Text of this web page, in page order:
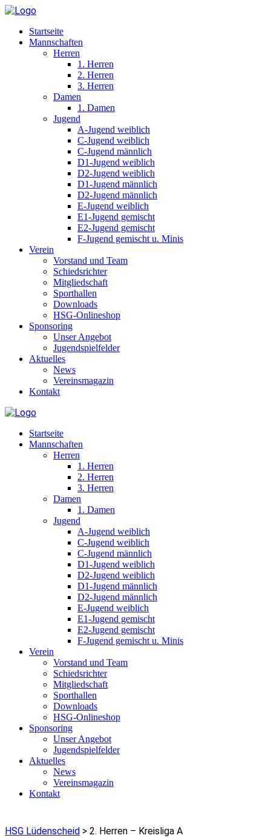
Startseite
Mannschaften
Herren
1. Herren
2. Herren
3. Herren
Damen
1. Damen
Jugend
A-Jugend weiblich
C-Jugend weiblich
C-Jugend männlich
D1-Jugend weiblich
D2-Jugend weiblich
D1-Jugend männlich
D2-Jugend männlich
E-Jugend weiblich
E1-Jugend gemischt
E2-Jugend gemischt
F-Jugend gemischt u. Minis
Verein
Vorstand und Team
Schiedsrichter
Mitgliedschaft
Sporthallen
Downloads
HSG-Onlineshop
Sponsoring
Unser Angebot
Jugendspielfelder
Aktuelles
News
Vereinsmagazin
Kontakt
Startseite
Mannschaften
Herren
1. Herren
2. Herren
3. Herren
Damen
1. Damen
Jugend
A-Jugend weiblich
C-Jugend weiblich
C-Jugend männlich
D1-Jugend weiblich
D2-Jugend weiblich
D1-Jugend männlich
D2-Jugend männlich
E-Jugend weiblich
E1-Jugend gemischt
E2-Jugend gemischt
F-Jugend gemischt u. Minis
Verein
Vorstand und Team
Schiedsrichter
Mitgliedschaft
Sporthallen
Downloads
HSG-Onlineshop
Sponsoring
Unser Angebot
Jugendspielfelder
Aktuelles
News
Vereinsmagazin
Kontakt
HSG Lüdenscheid > 2. Herren – Kreisliga A